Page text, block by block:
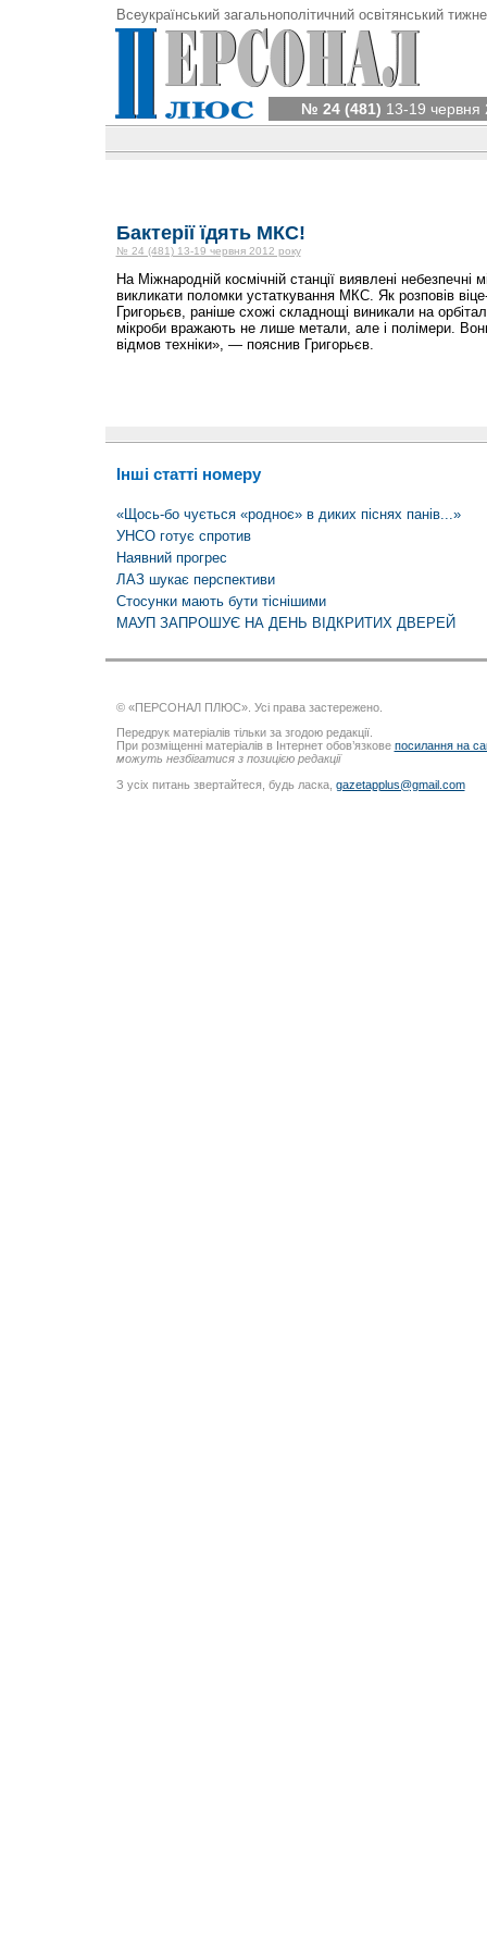
Всеукраїнський загальнополітичний освітянський
№ 24 (481) 13-19 червня
Бактерії їдять МКС!
№ 24 (481) 13-19 червня 2012 року
На Міжнародній кос­мічній станції виявлені небезпечні
викликати поломки устаткування МКС. Як розповів
Григорьєв, раніше схожі складнощі виникали на
мікроби вражають не лише метали, але і полімери.
відмов техніки», — пояснив Григорьєв.
Інші статті номеру
«Щось-бо чується «родноє» в диких піснях панів...»
УНСО готує спротив
Наявний прогрес
ЛАЗ шукає перспективи
Стосунки мають бути тіснішими
МАУП ЗАПРОШУЄ НА ДЕНЬ ВІДКРИТИХ ДВЕРЕЙ
© «ПЕРСОНАЛ ПЛЮС». Усі права застережено.
Передрук матеріалів тільки за згодою редакції.
При розміщенні матеріалів в Інтернет обов’язкове посилання на
можуть незбігатися з позицією редакції
З усіх питань звертайтеся, будь ласка, gazetapplus@gmail.com